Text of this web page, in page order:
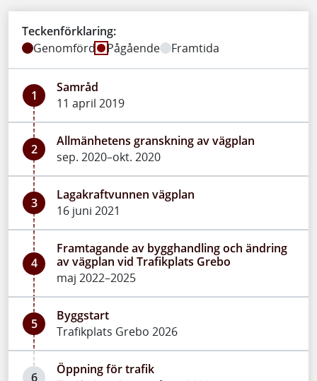
Teckenförklaring:
Genomförd
Pågående Framtida
1
Samråd
11 april 2019
2
Allmänhetens granskning av vägplan
sep. 2020–okt. 2020
3
Lagakraftvunnen vägplan
16 juni 2021
4
Framtagande av bygghandling och ändring
av vägplan vid Trafikplats Grebo
maj 2022–2025
5
Byggstart
Trafikplats Grebo 2026
6
Öppning för trafik